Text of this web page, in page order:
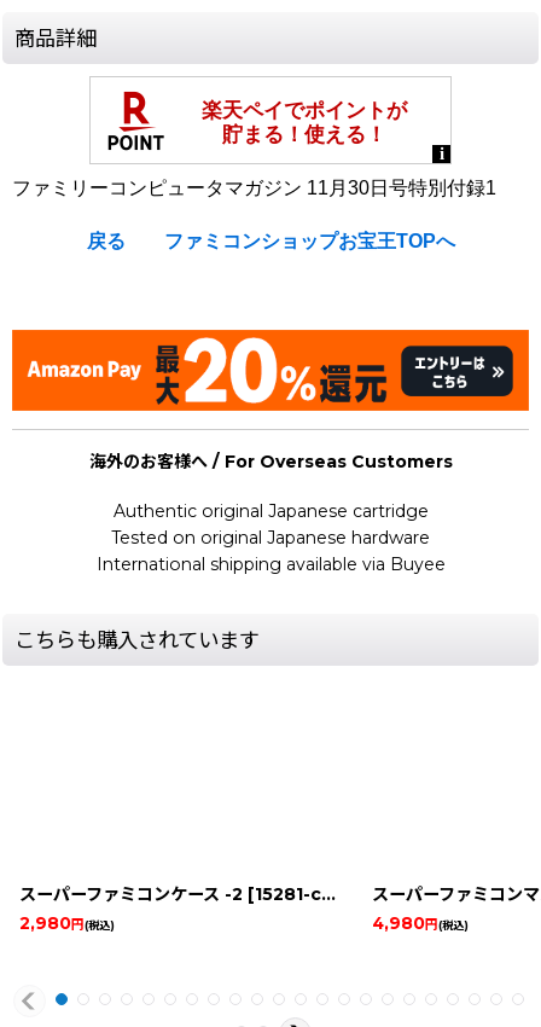
商品詳細
ファミリーコンピュータマガジン 11月30日号特別付録1
戻る ファミコンショップお宝王TOPへ
海外のお客様へ / For Overseas Customers
Authentic original Japanese cartridge
Tested on original Japanese hardware
International shipping available via Buyee
こちらも購入されています
スーパーファミコンケース -2 [15281-case-snes ]
2,980円(税込)
スーパーファミコン
4,980円(税込)